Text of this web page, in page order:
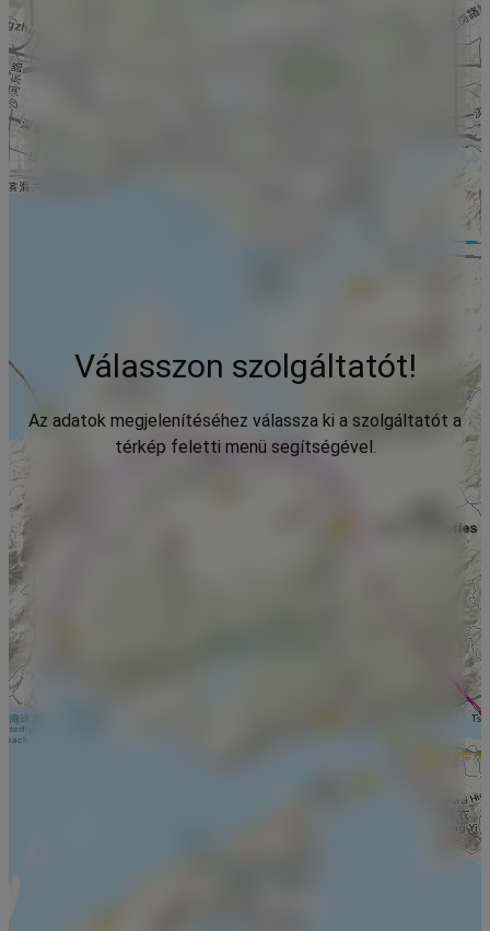
Válasszon szolgáltatót!
Az adatok megjelenítéséhez válassza ki a szolgáltatót a
térkép feletti menü segítségével.